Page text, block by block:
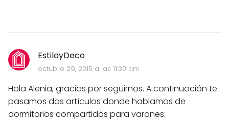
EstiloyDeco
octubre 29, 2015 a las 11:30 am
Hola Alenia, gracias por seguirnos. A continuación te
pasamos dos artículos donde hablamos de
dormitorios compartidos para varones: